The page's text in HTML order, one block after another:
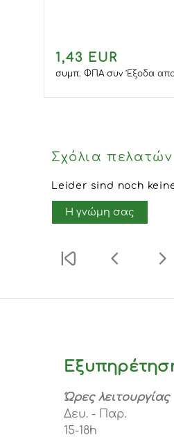
1,43 EUR
συμπ. ΦΠΑ συνΈξοδα
Σχόλια πελατών
Leider sind noch
Η γνώμη σας
Ώρες λειτουργίας
Δευ. - Παρ.
15-18h